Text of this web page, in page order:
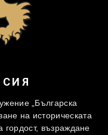
„Българска
на историческата
гордост, възраждане